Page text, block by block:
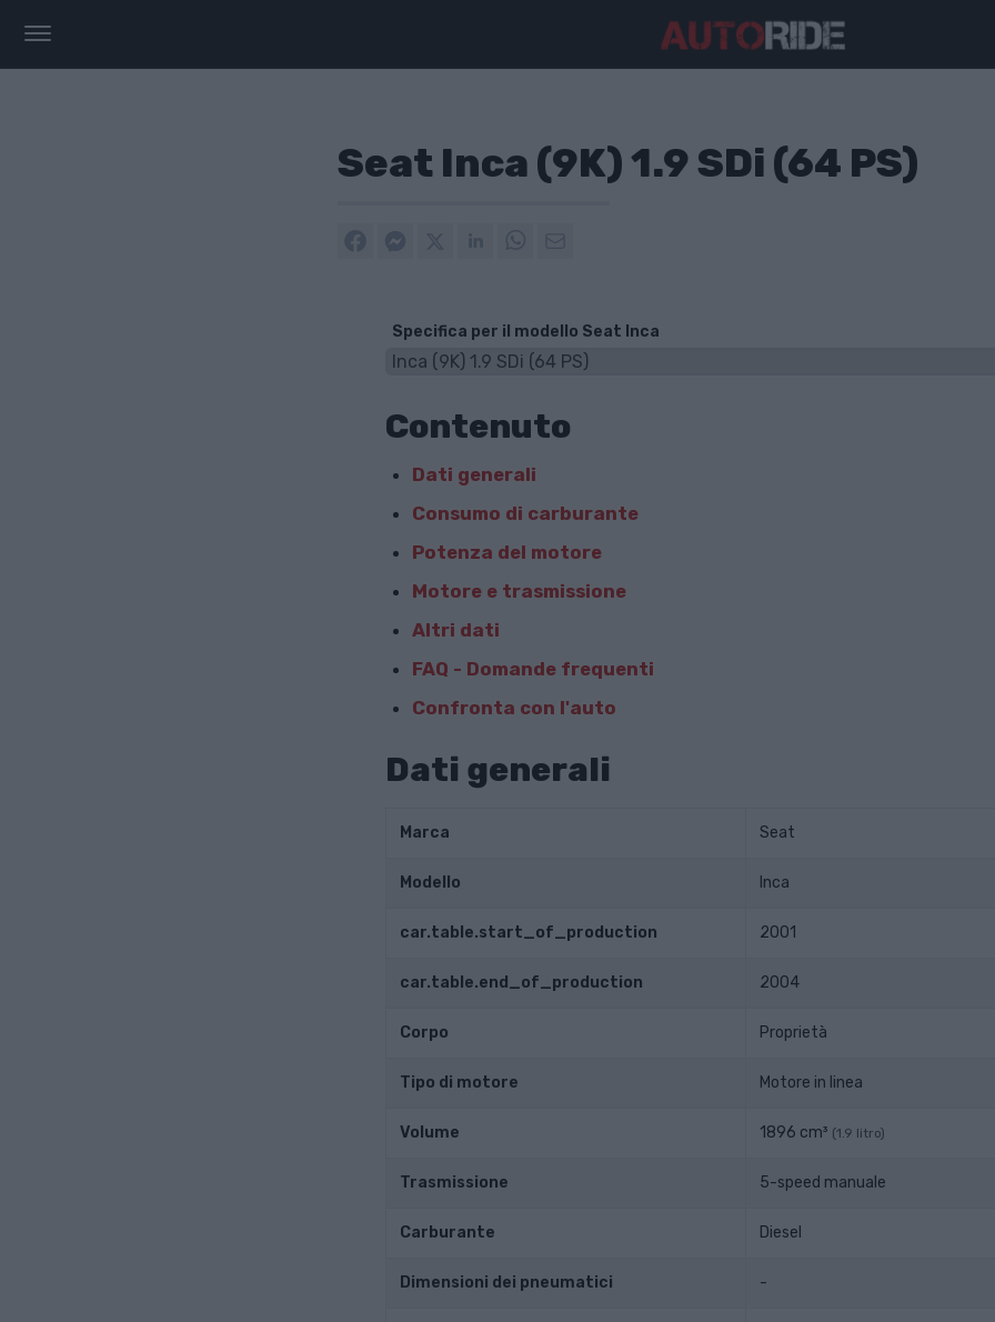
Seat Inca (9K) 1.9 SDi (64 PS)
Specifica per il modello Seat Inca
Contenuto
Dati generali
Consumo di carburante
Potenza del motore
Motore e trasmissione
Altri dati
FAQ - Domande frequenti
Confronta con l'auto
Dati generali
Marca Seat
Modello Inca
car.table.start_of_production 2001
car.table.end_of_production 2004
Corpo Proprietà
Tipo di motore Motore in linea
Volume 1896 cm³ (1.9 litro)
Trasmissione 5-speed manuale
Carburante Diesel
Dimensioni dei pneumatici -